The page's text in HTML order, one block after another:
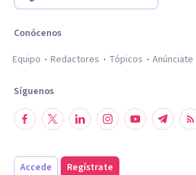
Conócenos
Equipo
Redactores Tópicos Anúnciate
Síguenos
Accede Regístrate